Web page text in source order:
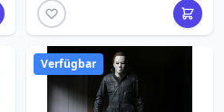
Verfügbar